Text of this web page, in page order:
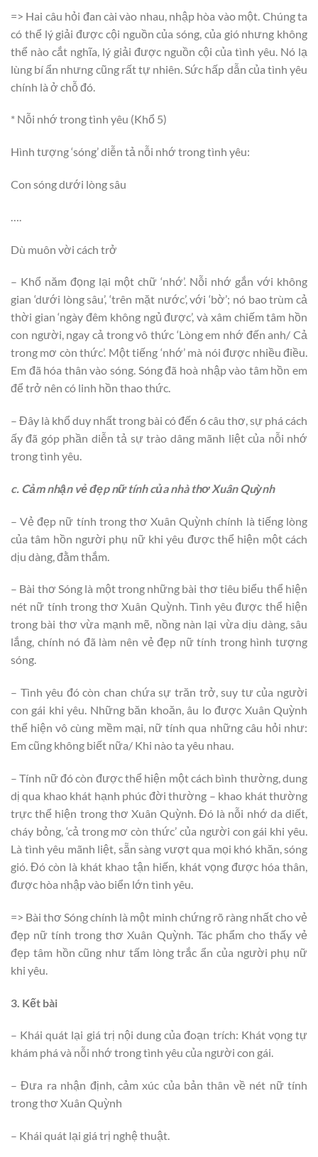
=> Hai câu hỏi đan cài vào nhau, nhập hòa vào một. Chúng ta
có thể lý giải được cội nguồn của sóng, của gió nhưng không
thể nào cắt nghĩa, lý giải được nguồn cội của tình yêu. Nó lạ
lùng bí ẩn nhưng cũng rất tự nhiên. Sức hấp dẫn của tình yêu
chính là ở chỗ đó.
* Nỗi nhớ trong tình yêu (Khổ 5)
Hình tượng ‘sóng’ diễn tả nỗi nhớ trong tình yêu:
Con sóng dưới lòng sâu
Dù muôn vời cách trở
– Khổ năm đọng lại một chữ ‘nhớ’. Nỗi nhớ gắn với không
gian ‘dưới lòng sâu’, ‘trên mặt nước’, với ‘bờ’; nó bao trùm cả
thời gian ‘ngày đêm không ngủ được’, và xâm chiếm tâm hồn
con người, ngay cả trong vô thức ‘Lòng em nhớ đến anh/ Cả
trong mơ còn thức’. Một tiếng ‘nhớ’ mà nói được nhiều điều.
Em đã hóa thân vào sóng. Sóng đã hoà nhập vào tâm hồn em
để trở nên có linh hồn thao thức.
– Đây là khổ duy nhất trong bài có đến 6 câu thơ, sự phá cách
ấy đã góp phần diễn tả sự trào dâng mãnh liệt của nỗi nhớ
trong tình yêu.
c. Cảm nhận vẻ đẹp nữ tính của nhà thơ Xuân Quỳnh
– Vẻ đẹp nữ tính trong thơ Xuân Quỳnh chính là tiếng lòng
của tâm hồn người phụ nữ khi yêu được thể hiện một cách
dịu dàng, đằm thắm.
– Bài thơ Sóng là một trong những bài thơ tiêu biểu thể hiện
nét nữ tính trong thơ Xuân Quỳnh. Tình yêu được thể hiện
trong bài thơ vừa mạnh mẽ, nồng nàn lại vừa dịu dàng, sâu
lắng, chính nó đã làm nên vẻ đẹp nữ tính trong hình tượng
sóng.
– Tình yêu đó còn chan chứa sự trăn trở, suy tư của người
con gái khi yêu. Những băn khoăn, âu lo được Xuân Quỳnh
thể hiện vô cùng mềm mại, nữ tính qua những câu hỏi như:
Em cũng không biết nữa/ Khi nào ta yêu nhau.
– Tính nữ đó còn được thể hiện một cách bình thường, dung
dị qua khao khát hạnh phúc đời thường – khao khát thường
trực thể hiện trong thơ Xuân Quỳnh. Đó là nỗi nhớ da diết,
cháy bỏng, ‘cả trong mơ còn thức’ của người con gái khi yêu.
Là tình yêu mãnh liệt, sẵn sàng vượt qua mọi khó khăn, sóng
gió. Đó còn là khát khao tận hiến, khát vọng được hóa thân,
được hòa nhập vào biển lớn tình yêu.
=> Bài thơ Sóng chính là một minh chứng rõ ràng nhất cho vẻ
đẹp nữ tính trong thơ Xuân Quỳnh. Tác phẩm cho thấy vẻ
đẹp tâm hồn cũng như tấm lòng trắc ẩn của người phụ nữ
khi yêu.
3. Kết bài
– Khái quát lại giá trị nội dung của đoạn trích: Khát vọng tự
khám phá và nỗi nhớ trong tình yêu của người con gái.
– Đưa ra nhận định, cảm xúc của bản thân về nét nữ tính
trong thơ Xuân Quỳnh
– Khái quát lại giá trị nghệ thuật.